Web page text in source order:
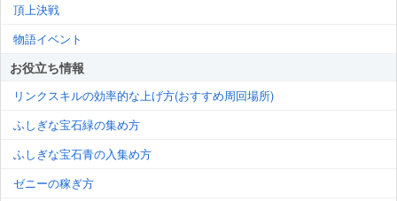
頂上決戦
物語イベント
お役立ち情報
リンクスキルの効率的な上げ方(おすすめ周回場所)
ふしぎな宝石緑の集め方
ふしぎな宝石青の入集め方
ゼニーの稼ぎ方